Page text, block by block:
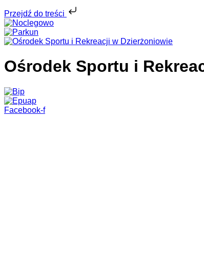
Przejdź do treści
Ośrodek Sportu i
Facebook-f